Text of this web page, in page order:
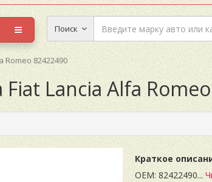
Поиск
Romeo 82422490
Fiat Lancia Alfa
Краткое
OEM: 82422490...